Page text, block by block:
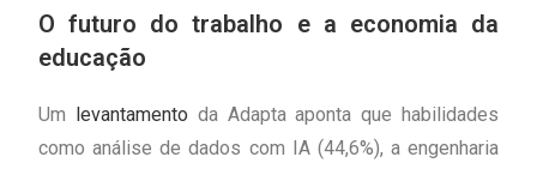
O futuro do trabalho e a economia da
educação
Um levantamento da Adapta aponta que habilidades
como análise de dados com IA (44,6%), a engenharia